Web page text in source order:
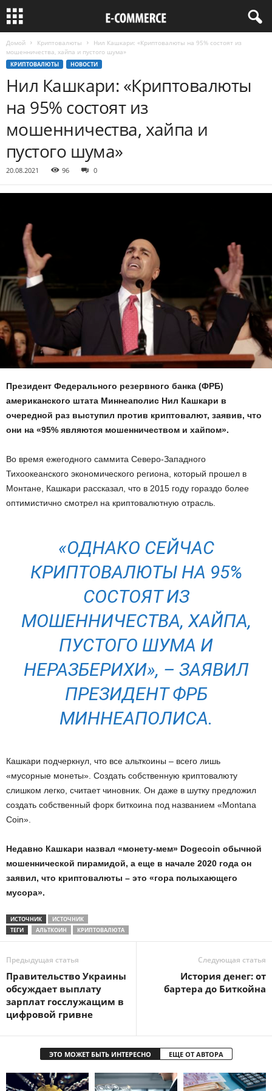
Домой Криптовалюты
Нил Кашкари: «Криптовалюты на 95% состоят из
мошенничества, хайпа и пустого шума»
КРИПТОВАЛЮТЫ НОВОСТИ
Нил Кашкари: «Криптовалюты
на 95% состоят из
мошенничества, хайпа и
пустого шума»
20.08.2021 96 0
Президент Федерального резервного банка (ФРБ)
американского штата Миннеаполис Нил Кашкари в
очередной раз выступил против криптовалют, заявив, что
они на «95% являются мошенничеством и хайпом».
Во время ежегодного саммита Северо-Западного
Тихоокеанского экономического региона, который прошел в
Монтане, Кашкари рассказал, что в 2015 году гораздо более
оптимистично смотрел на криптовалютную отрасль.
«ОДНАКО СЕЙЧАС
КРИПТОВАЛЮТЫ НА 95%
СОСТОЯТ ИЗ
МОШЕННИЧЕСТВА, ХАЙПА,
ПУСТОГО ШУМА И
НЕРАЗБЕРИХИ», – ЗАЯВИЛ
ПРЕЗИДЕНТ ФРБ
МИННЕАПОЛИСА.
Кашкари подчеркнул, что все альткоины – всего лишь
«мусорные монеты». Создать собственную криптовалюту
слишком легко, считает чиновник. Он даже в шутку предложил
создать собственный форк биткоина под названием «Montana
Coin».
Недавно Кашкари назвал «монету-мем» Dogecoin обычной
мошеннической пирамидой, а еще в начале 2020 года он
заявил, что криптовалюты – это «гора полыхающего
мусора».
ИСТОЧНИК
ИСТОЧНИК
ТЕГИ
АЛЬТКОИН КРИПТОВАЛЮТА
Предыдущая статья
Правительство Украины
обсуждает выплату
зарплат госслужащим в
цифровой гривне
Следующая статья
История денег: от
бартера до Биткойна
ЭТО МОЖЕТ БЫТЬ ИНТЕРЕСНО ЕЩЕ ОТ АВТОРА